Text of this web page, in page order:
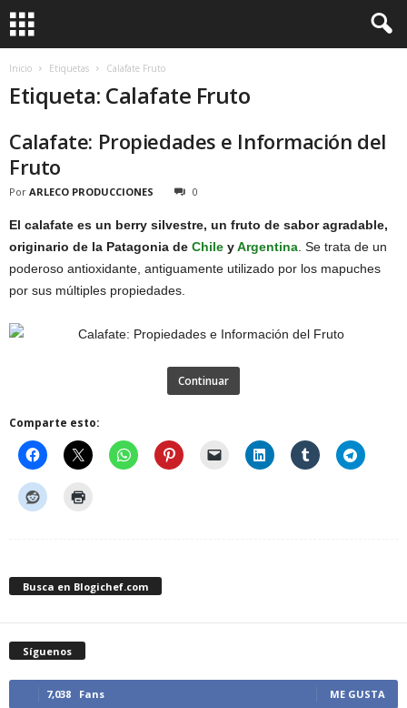
Inicio Etiquetas Calafate Fruto
Etiqueta: Calafate Fruto
Calafate: Propiedades e Información del
Fruto
Por ARLECO PRODUCCIONES 0
El calafate es un berry silvestre, un fruto de sabor agradable,
originario de la Patagonia de Chile yArgentina . Se trata de un
poderoso antioxidante, antiguamente utilizado por los mapuches
por sus múltiples propiedades.
Continuar
Comparte esto:
Busca en Blogichef.com
Síguenos
7,038 Fans ME GUSTA